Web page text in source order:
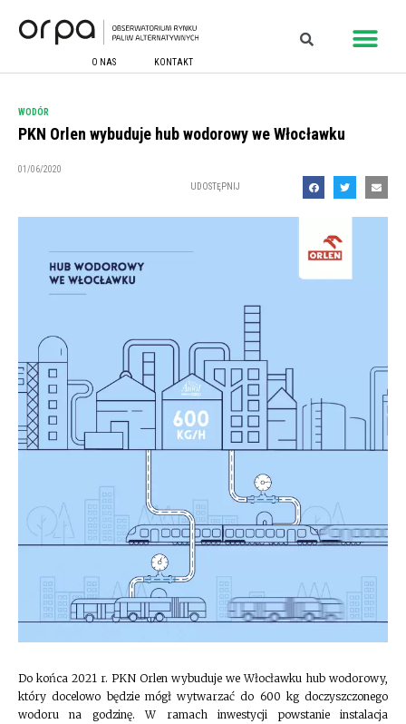
O NAS KONTAKT
WODÓR
PKN Orlen wybuduje hub wodorowy we Włocławku
01/06/2020
UDOSTĘPNIJ
Do końca 2021 r. PKN Orlen wybuduje we Włocławku hub wodorowy,
który docelowo będzie mógł wytwarzać do 600 kg doczyszczonego
wodoru na godzinę. W ramach inwestycji powstanie instalacja